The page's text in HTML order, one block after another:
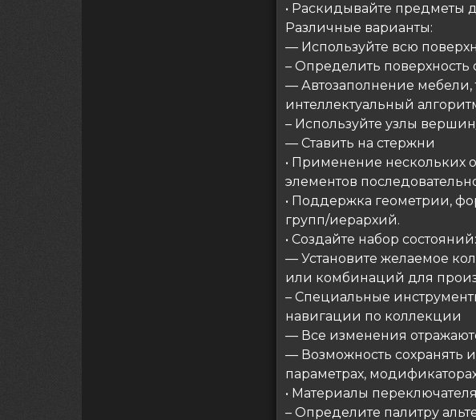
• Раскидывайте предметы
Различные варианты:
— Используйте всю
– Определить
— Автозаполнение мебели,
интеллектуальный
– Используйте узлы
— Ставить на стержни
• Применение нескольких
элементов
• Поддержка геометрии,
групп/иерархий.
• Создайте набор состояний:
— Установите желаемое
или комбинаций для
– Специальные
навигации по коллекции
— Все изменения
— Возможность сохранять
параметрах,
• Материалы
– Определите палитру